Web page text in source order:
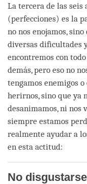
La tercera de las seis
(perfecciones) es la
no nos enojamos,
diversas dificultades
encontremos con
demás, pero eso no
tengamos enemigos
herirnos, sino que ya
desanimamos, ni nos
siempre estamos
realmente ayudar a
en esta actitud:
No